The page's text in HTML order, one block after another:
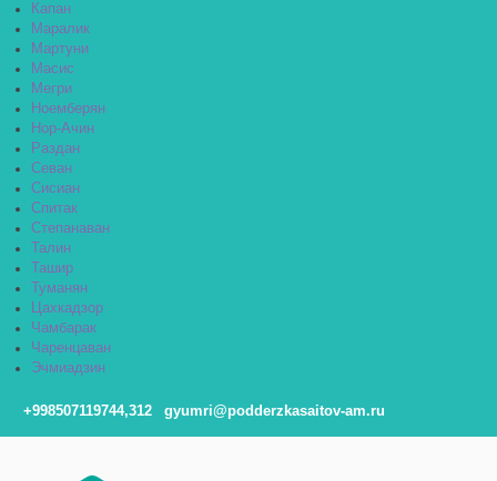
Капан
Маралик
Мартуни
Масис
Мегри
Ноемберян
Нор-Ачин
Раздан
Севан
Сисиан
Спитак
Степанаван
Талин
Ташир
Туманян
Цахкадзор
Чамбарак
Чаренцаван
Эчмиадзин
+998507119744,312 gyumri@podderzkasaitov-am.ru